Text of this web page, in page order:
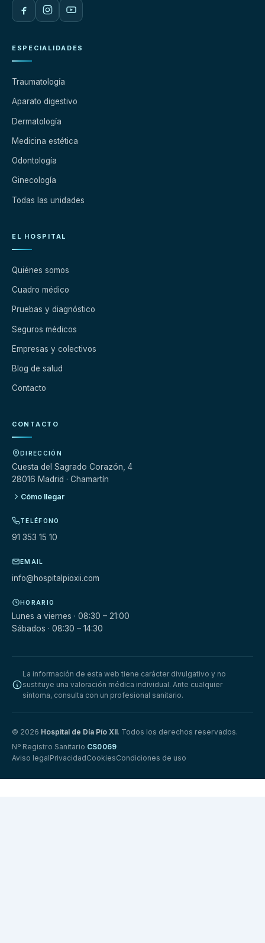
ESPECIALIDADES
Traumatología
Aparato digestivo
Dermatología
Medicina estética
Odontología
Ginecología
Todas las unidades
EL HOSPITAL
Quiénes somos
Cuadro médico
Pruebas y diagnóstico
Seguros médicos
Empresas y colectivos
Blog de salud
Contacto
CONTACTO
DIRECCIÓN
Cuesta del Sagrado Corazón, 4
28016 Madrid · Chamartín
Cómo llegar
TELÉFONO
91 353 15 10
EMAIL
info@hospitalpioxii.com
HORARIO
Lunes a viernes · 08:30 – 21:00
Sábados · 08:30 – 14:30
La información de esta web tiene carácter divulgativo y no
sustituye una valoración médica individual. Ante cualquier
síntoma, consulta con un profesional sanitario.
© 2026 Hospital de Día Pío XII. Todos los derechos reservados.
Nº Registro Sanitario CS0069
Aviso legalPrivacidadCookiesCondiciones de uso